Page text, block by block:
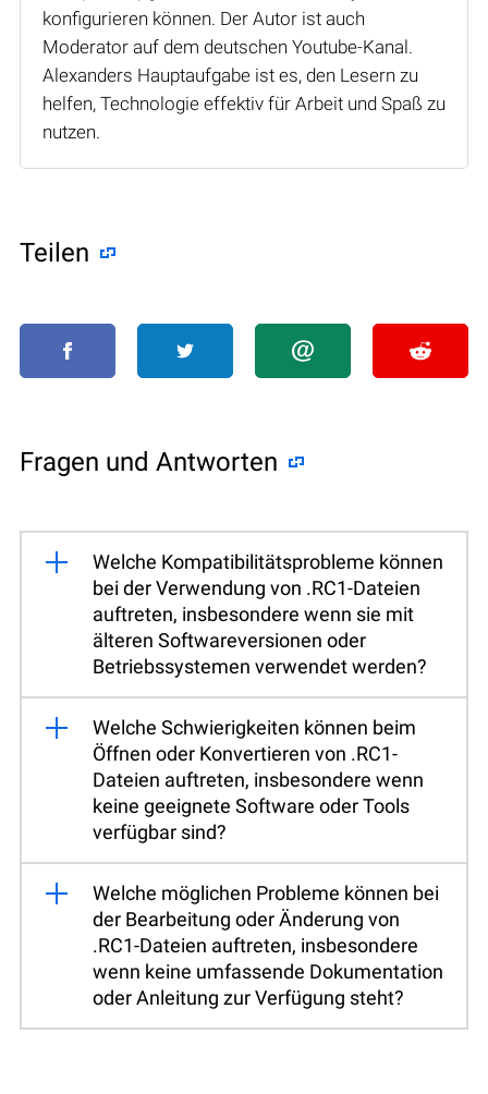
konfigurieren können. Der Autor ist auch
Moderator auf dem deutschen Youtube-Kanal.
Alexanders Hauptaufgabe ist es, den Lesern zu
helfen, Technologie effektiv für Arbeit und Spaß zu
nutzen.
Teilen
Fragen und Antworten
Welche Kompatibilitätsprobleme können
bei der Verwendung von .RC1-Dateien
auftreten, insbesondere wenn sie mit
älteren Softwareversionen oder
Betriebssystemen verwendet werden?
Welche Schwierigkeiten können beim
Öffnen oder Konvertieren von .RC1-
Dateien auftreten, insbesondere wenn
keine geeignete Software oder Tools
verfügbar sind?
Welche möglichen Probleme können bei
der Bearbeitung oder Änderung von
.RC1-Dateien auftreten, insbesondere
wenn keine umfassende Dokumentation
oder Anleitung zur Verfügung steht?